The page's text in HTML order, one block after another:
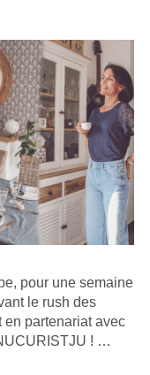
pour une semaine
le rush des
partenariat avec
! …